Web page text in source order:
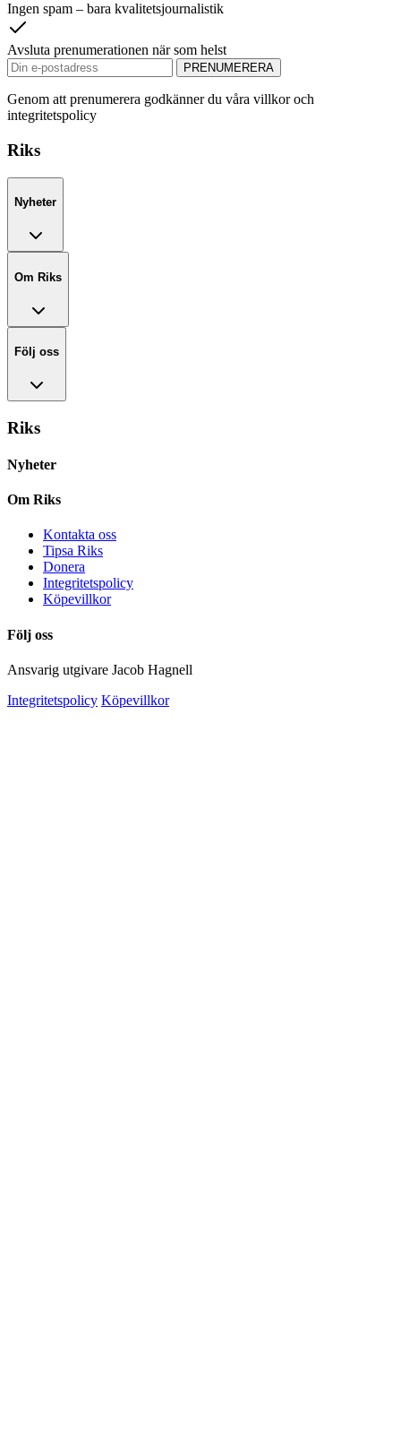
Ingen spam – bara kvalitetsjournalistik
Avsluta prenumerationen när som helst
PRENUMERERA
Genom att prenumerera godkänner du våra villkor och
integritetspolicy
Riks
Nyheter
Om Riks
Följ oss
Riks
Nyheter
Om Riks
Kontakta oss
Tipsa Riks
Donera
Integritetspolicy
Köpevillkor
Följ oss
Ansvarig utgivare Jacob Hagnell
Integritetspolicy Köpevillkor